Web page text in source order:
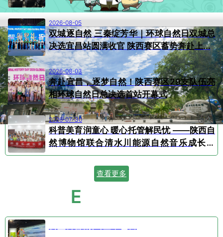
2026-08-05
双城逐自然 三秦绽芳华｜环球自然日双城总
决选宜昌站圆满收官 陕西赛区蓄势奔赴上...
2026-08-03
奔赴宜昌，逐梦自然！陕西赛区29支队伍亮
相环球自然日总决选首站开幕式
2026-07-30
科普美育润童心 暖心托管解民忧 ——陕西自
然博物馆联合清水川能源自然音乐成长营
顺...
查看更多
E